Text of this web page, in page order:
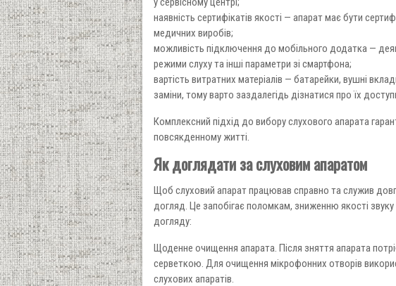
наявність сертифікатів якості — апарат має бути
медичних виробів;
можливість підключення до мобільного додатка —
режими слуху та інші параметри зі смартфона;
вартість витратних матеріалів — батарейки, вушні
заміни, тому варто заздалегідь дізнатися про їх
Комплексний підхід до вибору слухового апарата
повсякденному житті.
Як доглядати за слуховим апаратом
Щоб слуховий апарат працював справно та служив
догляд. Це запобігає поломкам, зниженню якості звуку
догляду:
Щоденне очищення апарата. Після зняття апарата
серветкою. Для очищення мікрофонних отворів
слухових апаратів.